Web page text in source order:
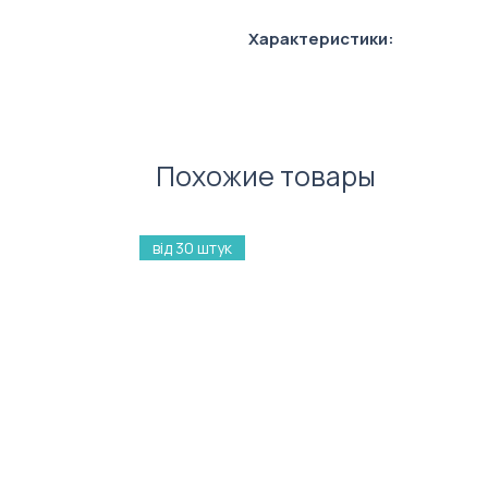
Характеристики:
Похожие товары
від 30 штук